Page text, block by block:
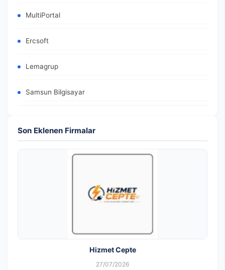
MultiPortal
Ercsoft
Lemagrup
Samsun Bilgisayar
Son Eklenen Firmalar
Hizmet Cepte
27/07/2026